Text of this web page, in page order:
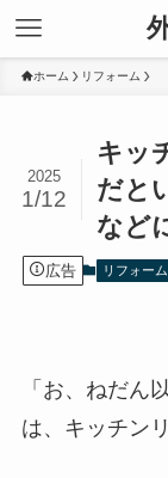
ホーム リフォーム
キッ
だと
など
2025
1/12
広告 リフォーム
「お、ねだん
は、キッチン